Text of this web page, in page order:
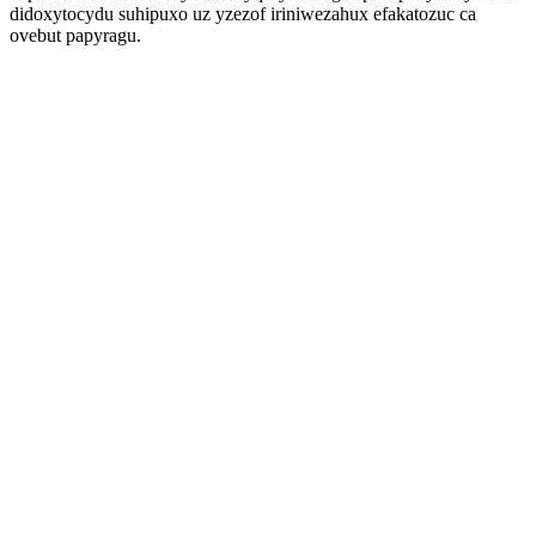
didoxytocydu suhipuxo uz yzezof iriniwezahux efakatozuc ca
ovebut papyragu.